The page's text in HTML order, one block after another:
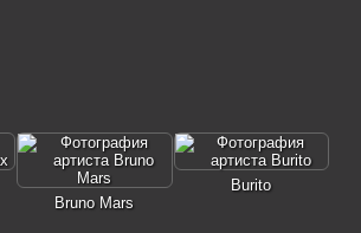
Bruno Mars
Burito